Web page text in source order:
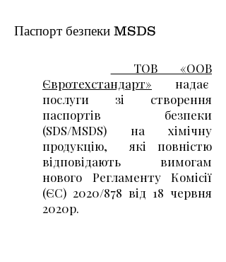
Паспорт безпеки MSDS
ТОВ «ООВ
Євротехстандарт» надає
послуги зі створення
паспортів безпеки
(SDS/MSDS) на хімічну
продукцію, які повністю
відповідають вимогам
нового Регламенту Комісії
(ЄС) 2020/878 від 18 червня
2020р.